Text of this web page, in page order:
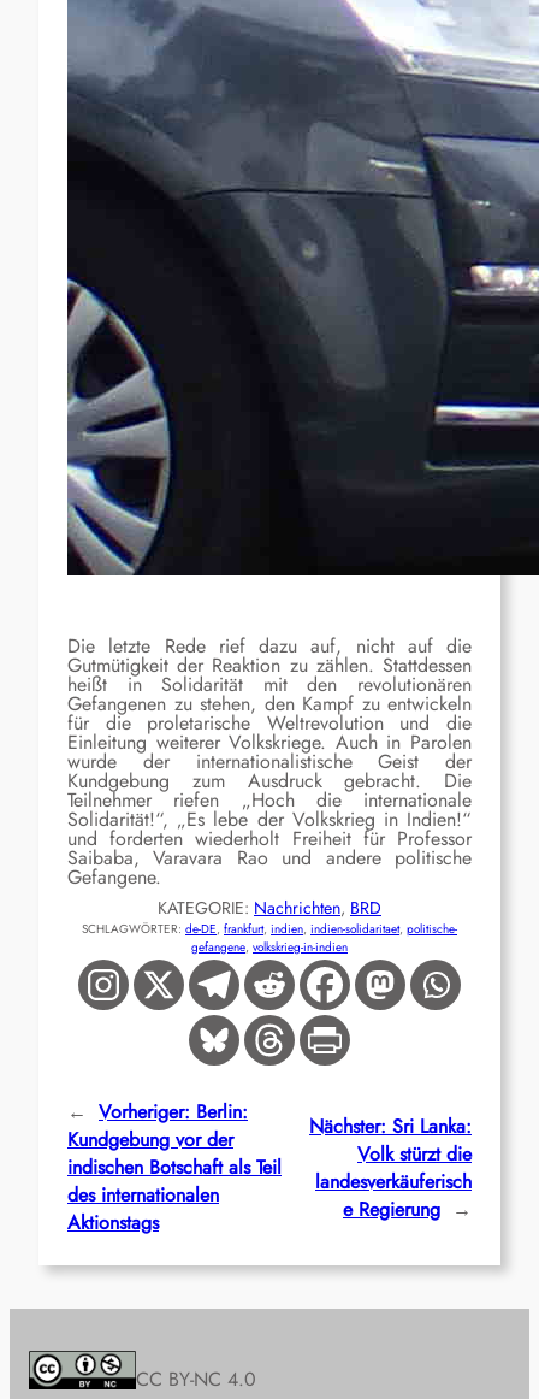
Die letzte Rede rief dazu auf, nicht auf die
Gutmütigkeit der Reaktion zu zählen. Stattdessen
heißt in Solidarität mit den revolutionären
Gefangenen zu stehen, den Kampf zu entwickeln
für die proletarische Weltrevolution und die
Einleitung weiterer Volkskriege. Auch in Parolen
wurde der internationalistische Geist der
Kundgebung zum Ausdruck gebracht. Die
Teilnehmer riefen „Hoch die internationale
Solidarität!“, „Es lebe der Volkskrieg in Indien!“
und forderten wiederholt Freiheit für Professor
Saibaba, Varavara Rao und andere politische
Gefangene.
KATEGORIE: Nachrichten, BRD
SCHLAGWÖRTER: de-DE, frankfurt, indien, indien-solidaritaet, politische-
gefangene, volkskrieg-in-indien
← Vorheriger: Berlin:
Kundgebung vor der
indischen Botschaft als Teil
des internationalen
Aktionstags
Nächster: Sri Lanka:
Volk stürzt die
landesverkäuferisch
e Regierung →
CC BY-NC 4.0